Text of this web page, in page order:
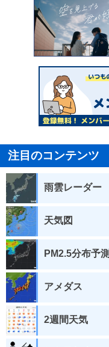
注目のコンテンツ
雨雲レーダー
天気図
PM2.5分布予測
アメダス
2週間天気